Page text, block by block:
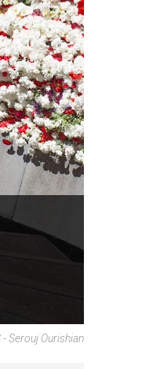
Serouj Ourishian